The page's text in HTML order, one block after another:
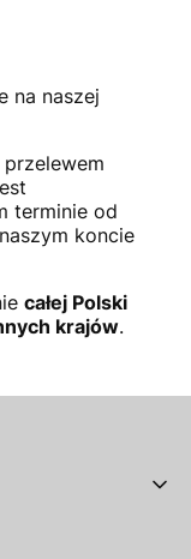
na naszej
terminie od
koncie
całej Polski
krajów.